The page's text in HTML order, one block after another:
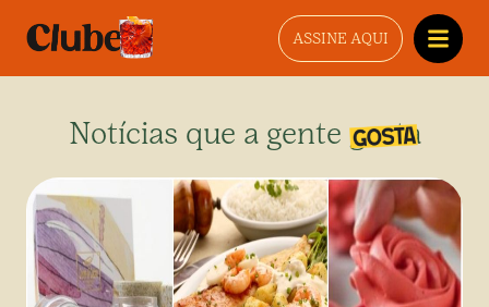
ASSINE AQUI
Notícias que a gente gosta